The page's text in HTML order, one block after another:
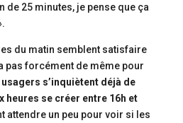
de 25 minutes, je pense que ça
du matin semblent satisfaire
pas forcément de même pour
s’inquiètent déjà de
heures se créer entre 16h et
attendre un peu pour voir si les